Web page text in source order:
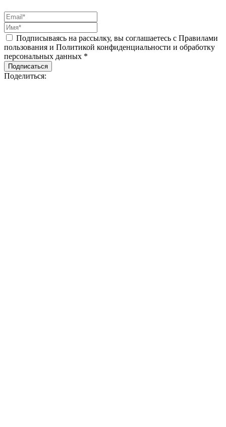
Подписываясь на рассылку, вы соглашаетесь с Правилами
пользования и Политикой конфиденциальности и обработку
персональных данных *
Подписаться
Поделиться: